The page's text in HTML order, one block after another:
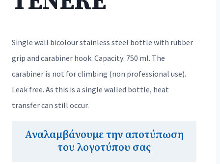
Single wall bicolour stainless steel bottle with rubber
grip and carabiner hook. Capacity: 750 ml. The
carabiner is not for climbing (non professional use).
Leak free. As this is a single walled bottle, heat
transfer can still occur.
Αναλαμβάνουμε την αποτύπωση
του λογοτύπου σας